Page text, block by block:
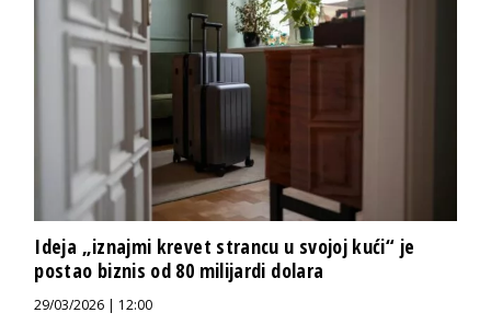
Ideja „iznajmi krevet strancu u svojoj kući“ je
postao biznis od 80 milijardi dolara
29/03/2026 | 12:00